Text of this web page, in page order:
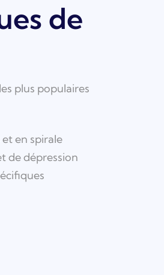
de
plus populaires
en spirale
de dépression